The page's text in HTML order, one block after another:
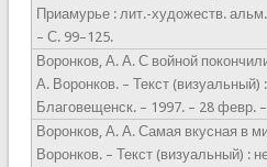
Приамурье : лит.-художеств.
– С. 99–125.
Воронков, А. А. С войной
А. Воронков. – Текст
Благовещенск. – 1997. – 28 февр.
Воронков, А. А. Самая вкусная в
Воронков. – Текст (визуальный) :